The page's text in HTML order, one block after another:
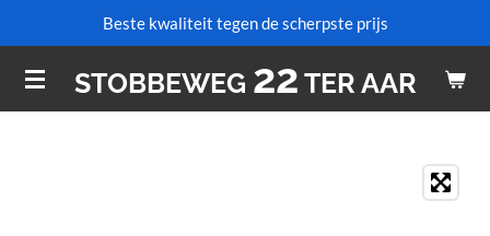
naar
de
STOBBEWEG 22 TER AAR
Beste kwaliteit tegen de scherpste prijs